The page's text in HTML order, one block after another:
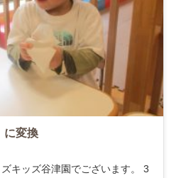
に変換
キッズ谷津園でございます。 3